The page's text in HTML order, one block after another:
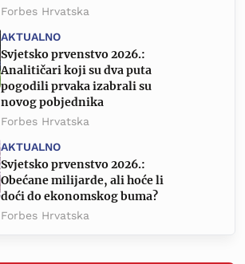
Forbes Hrvatska
AKTUALNO
Svjetsko prvenstvo 2026.:
Analitičari koji su dva puta
pogodili prvaka izabrali su
novog pobjednika
Forbes Hrvatska
AKTUALNO
Svjetsko prvenstvo 2026.:
Obećane milijarde, ali hoće li
doći do ekonomskog buma?
Forbes Hrvatska